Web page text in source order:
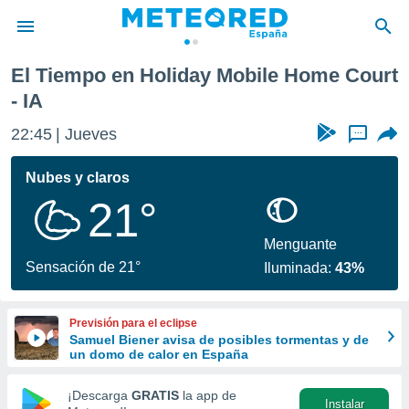
para
la
calidad.
a este
forma
digital
El Tiempo en Holiday Mobile Home Court
- IA
22:45 Jueves ...
Nubes y claros
21°
Sensación de 21°
Menguante
Iluminada:43%
Previsión para el eclipse
Samuel Biener avisa de posibles tormentas y de
un domo de calor en España
¡Descarga GRATIS la app de
Instalar